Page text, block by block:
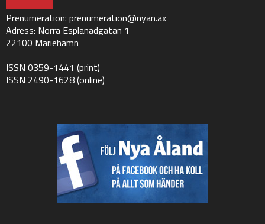
Prenumeration: prenumeration@nyan.ax
Adress: Norra Esplanadgatan 1
22100 Mariehamn
ISSN 0359-1441 (print)
ISSN 2490-1628 (online)